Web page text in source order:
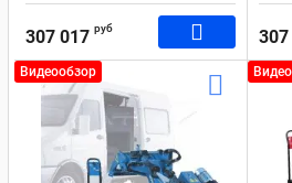
307 017 руб
Видеообзор